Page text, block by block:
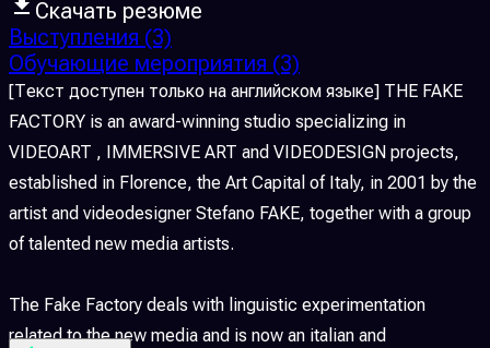
Скачать резюме
Выступления (3)
Обучающие мероприятия (3)
[Текст доступен только на английском языке] THE FAKE
FACTORY is an award-winning studio specializing in
VIDEOART , IMMERSIVE ART and VIDEODESIGN projects,
established in Florence, the Art Capital of Italy, in 2001 by the
artist and videodesigner Stefano FAKE, together with a group
of talented new media artists.
The Fake Factory deals with linguistic experimentation
related to the new media and is now an italian and